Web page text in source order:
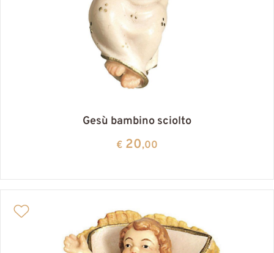
Gesù bambino sciolto
€ 20,00